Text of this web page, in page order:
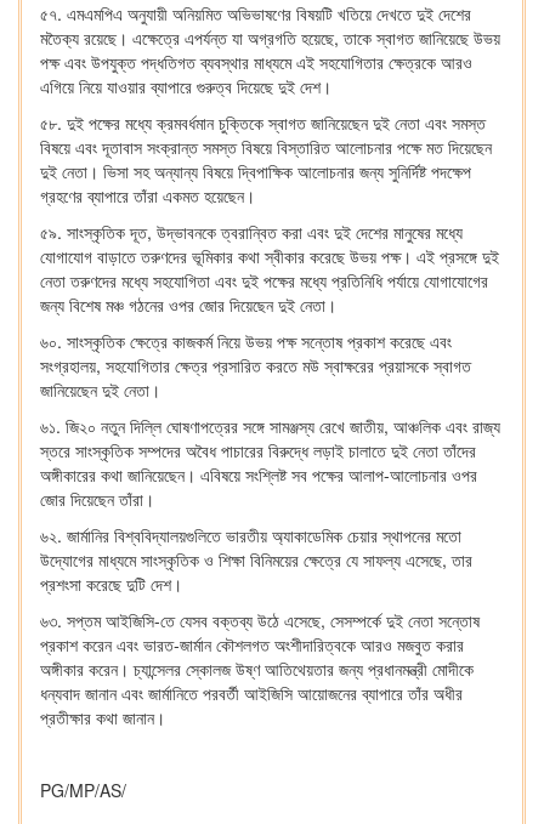
৫৭. এমএমপিএ অনুযায়ী অনিয়মিত অভিভাষণের বিষয়টি খতিয়ে দেখতে দুই দেশের
মতৈক্য রয়েছে। এক্ষেত্রে এপর্যন্ত যা অগ্রগতি হয়েছে, তাকে স্বাগত জানিয়েছে উভয়
পক্ষ এবং উপযুক্ত পদ্ধতিগত ব্যবস্থার মাধ্যমে এই সহযোগিতার ক্ষেত্রকে আরও
এগিয়ে নিয়ে যাওয়ার ব্যাপারে গুরুত্ব দিয়েছে দুই দেশ।
৫৮. দুই পক্ষের মধ্যে ক্রমবর্ধমান চুক্তিকে স্বাগত জানিয়েছেন দুই নেতা এবং সমস্ত
বিষয়ে এবং দূতাবাস সংক্রান্ত সমস্ত বিষয়ে বিস্তারিত আলোচনার পক্ষে মত দিয়েছেন
দুই নেতা। ভিসা সহ অন্যান্য বিষয়ে দ্বিপাক্ষিক আলোচনার জন্য সুনির্দিষ্ট পদক্ষেপ
গ্রহণের ব্যাপারে তাঁরা একমত হয়েছেন।
৫৯. সাংস্কৃতিক দূত, উদ্ভাবনকে ত্বরান্বিত করা এবং দুই দেশের মানুষের মধ্যে
যোগাযোগ বাড়াতে তরুণদের ভূমিকার কথা স্বীকার করেছে উভয় পক্ষ। এই প্রসঙ্গে দুই
নেতা তরুণদের মধ্যে সহযোগিতা এবং দুই পক্ষের মধ্যে প্রতিনিধি পর্যায়ে যোগাযোগের
জন্য বিশেষ মঞ্চ গঠনের ওপর জোর দিয়েছেন দুই নেতা।
৬০. সাংস্কৃতিক ক্ষেত্রে কাজকর্ম নিয়ে উভয় পক্ষ সন্তোষ প্রকাশ করেছে এবং
সংগ্রহালয়, সহযোগিতার ক্ষেত্র প্রসারিত করতে মউ স্বাক্ষরের প্রয়াসকে স্বাগত
জানিয়েছেন দুই নেতা।
৬১. জি২০ নতুন দিল্লি ঘোষণাপত্রের সঙ্গে সামঞ্জস্য রেখে জাতীয়, আঞ্চলিক এবং রাজ্য
স্তরে সাংস্কৃতিক সম্পদের অবৈধ পাচারের বিরুদ্ধে লড়াই চালাতে দুই নেতা তাঁদের
অঙ্গীকারের কথা জানিয়েছেন। এবিষয়ে সংশ্লিষ্ট সব পক্ষের আলাপ-আলোচনার ওপর
জোর দিয়েছেন তাঁরা।
৬২. জার্মানির বিশ্ববিদ্যালয়গুলিতে ভারতীয় অ্যাকাডেমিক চেয়ার স্থাপনের মতো
উদ্যোগের মাধ্যমে সাংস্কৃতিক ও শিক্ষা বিনিময়ের ক্ষেত্রে যে সাফল্য এসেছে, তার
প্রশংসা করেছে দুটি দেশ।
৬৩. সপ্তম আইজিসি-তে যেসব বক্তব্য উঠে এসেছে, সেসম্পর্কে দুই নেতা সন্তোষ
প্রকাশ করেন এবং ভারত-জার্মান কৌশলগত অংশীদারিত্বকে আরও মজবুত করার
অঙ্গীকার করেন। চ্যান্সেলর স্কোলজ উষ্ণ আতিথেয়তার জন্য প্রধানমন্ত্রী মোদীকে
ধন্যবাদ জানান এবং জার্মানিতে পরবর্তী আইজিসি আয়োজনের ব্যাপারে তাঁর অধীর
প্রতীক্ষার কথা জানান।
PG/MP/AS/